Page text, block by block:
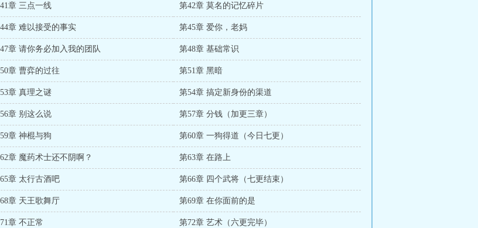
章 三点一线 第42章 莫名的记忆碎片
章 难以接受的事实 第45章 爱你，老妈
章 请你务必加入我的团队 第48章 基础常识
章 曹弈的过往 第51章 黑暗
章 真理之谜 第54章 搞定新身份的渠道
章 别这么说 第57章 分钱（加更三章）
章 神棍与狗 第60章 一狗得道（今日七更）
章 魔药术士还不阴啊？ 第63章 在路上
章 太行古酒吧 第66章 四个武将（七更结束）
章 天王歌舞厅 第69章 在你面前的是
章 不正常 第72章 艺术（六更完毕）